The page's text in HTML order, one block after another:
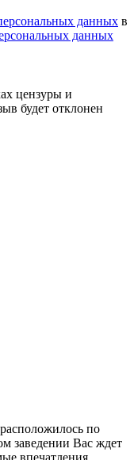
данных в
данных
цензуры и
будет отклонен
по
заведении Вас ждет
впечатления.